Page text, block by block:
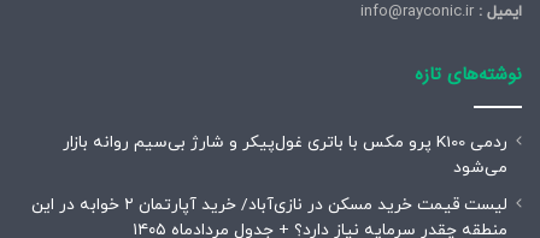
ایمیل :
نوشته‌های تازه
ردمی K100 پرو مکس با باتری غول‌پیکر و شارژ بی‌سیم روانه بازار
می‌شود
لیست قیمت خرید مسکن در نازی‌آباد/ خرید آپارتمان ۲ خوابه در این
منطقه چقدر سرمایه نیاز دارد؟ + جدول مردادماه ۱۴۰۵